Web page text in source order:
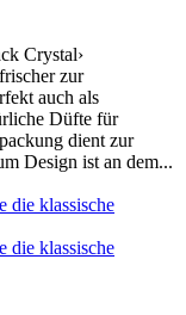
Crystal›
zur
auch als
Düfte für
dient zur
Design ist an dem...